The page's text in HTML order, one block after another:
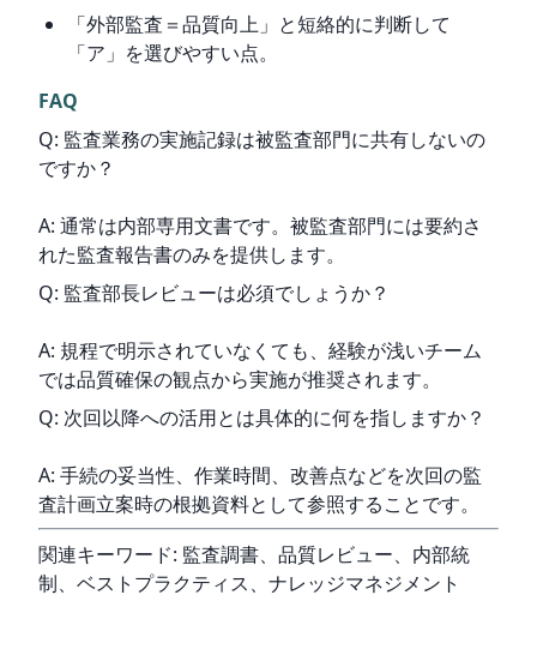
「外部監査＝品質向上」と短絡的に判断して
「ア」を選びやすい点。
FAQ
Q: 監査業務の実施記録は被監査部門に共有しないの
ですか？
A: 通常は内部専用文書です。被監査部門には要約さ
れた監査報告書のみを提供します。
Q: 監査部長レビューは必須でしょうか？
A: 規程で明示されていなくても、経験が浅いチーム
では品質確保の観点から実施が推奨されます。
Q: 次回以降への活用とは具体的に何を指しますか？
A: 手続の妥当性、作業時間、改善点などを次回の監
査計画立案時の根拠資料として参照することです。
関連キーワード: 監査調書、品質レビュー、内部統
制、ベストプラクティス、ナレッジマネジメント